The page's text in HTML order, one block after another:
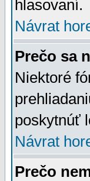
hlasovaní.
Návrat
Prečo sa
Niektoré
poskytnúť
Návrat
Prečo